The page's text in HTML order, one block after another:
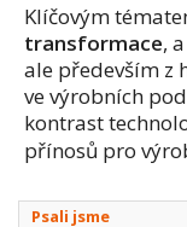
Klíčovým
transformace,
ale především z
ve výrobních
kontrast
přínosů pro
Psali jsme